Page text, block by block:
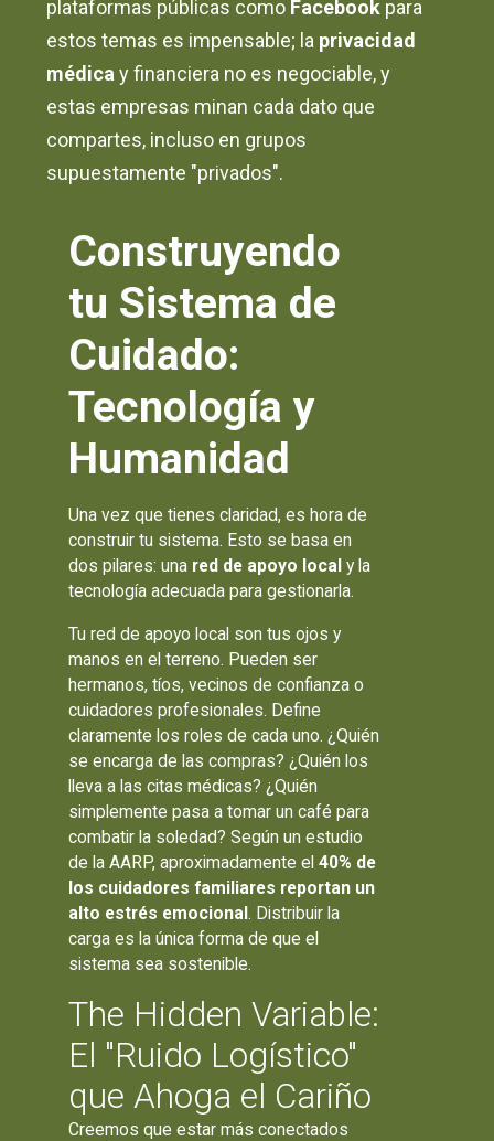
plataformas públicas como Facebook para
estos temas es impensable; la privacidad
médicay financiera no es negociable, y
estas empresas minan cada dato que
compartes, incluso en grupos
supuestamente "privados".
Construyendo
tu Sistema de
Cuidado:
Tecnología y
Humanidad
Una vez que tienes claridad, es hora de
construir tu sistema. Esto se basa en
dos pilares: una red de apoyo local y la
tecnología adecuada para gestionarla.
Tu red de apoyo local son tus ojos y
manos en el terreno. Pueden ser
hermanos, tíos, vecinos de confianza o
cuidadores profesionales. Define
claramente los roles de cada uno. ¿Quién
se encarga de las compras? ¿Quién los
lleva a las citas médicas? ¿Quién
simplemente pasa a tomar un café para
combatir la soledad? Según un estudio
de la AARP, aproximadamente el40% de
los cuidadores familiares reportan un
alto estrés emocional. Distribuir la
carga es la única forma de que el
sistema sea sostenible.
The Hidden Variable:
El "Ruido Logístico"
que Ahoga el Cariño
Creemos que estar más conectados